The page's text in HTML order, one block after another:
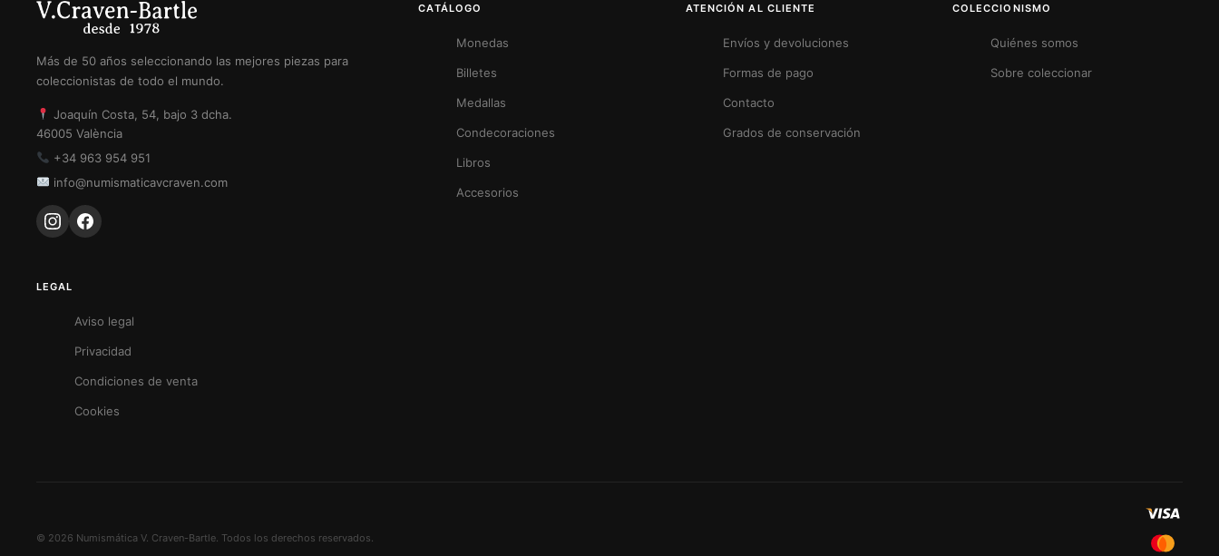
Más de 50 años seleccionando las mejores piezas para
coleccionistas de todo el mundo.
Joaquín Costa, 54, bajo 3 dcha.
46005 València
+34 963 954 951
info@numismaticavcraven.com
CATÁLOGO
Monedas
Billetes
Medallas
Condecoraciones
Libros
Accesorios
ATENCIÓN AL CLIENTE
Envíos y devoluciones
Formas de pago
Contacto
Grados de conservación
COLECCIONISMO
Quiénes somos
Sobre coleccionar
LEGAL
Aviso legal
Privacidad
Condiciones de venta
Cookies
© 2026 Numismática V. Craven-Bartle. Todos los derechos reservados.